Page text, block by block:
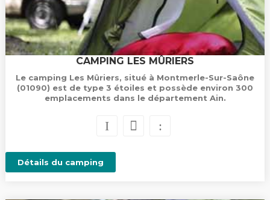
CAMPING LES MÛRIERS
Le camping Les Mûriers, situé à Montmerle-Sur-Saône
(01090) est de type 3 étoiles et possède environ 300
emplacements dans le département Ain.
Détails du camping